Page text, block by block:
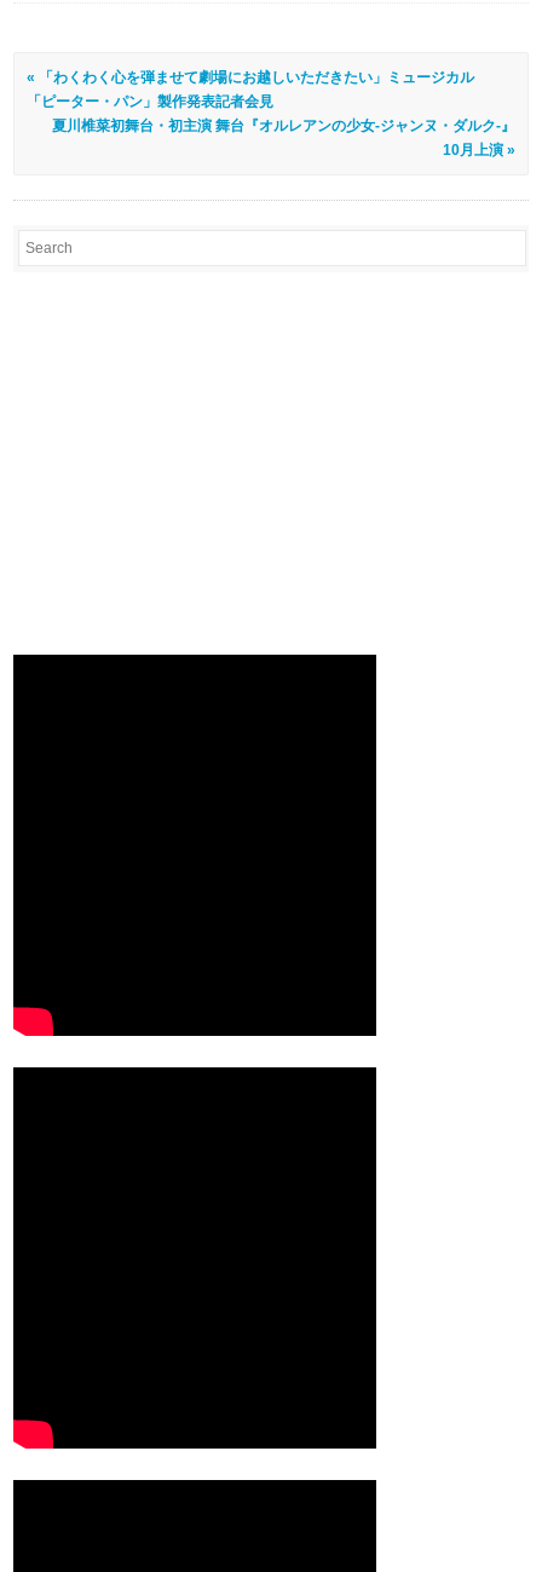
« 「わくわく心を弾ませて劇場にお越しいただきたい」ミュージカル
「ピーター・パン」製作発表記者会見
夏川椎菜初舞台・初主演 舞台『オルレアンの少女-ジャンヌ・ダルク-』
10月上演 »